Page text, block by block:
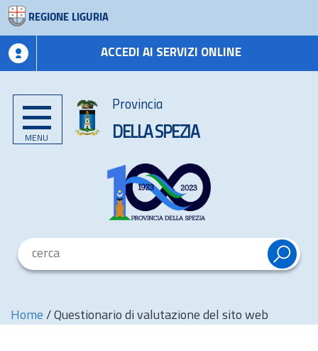
REGIONE LIGURIA
ACCEDI AI SERVIZI ONLINE
MENU
Provincia
DELLA SPEZIA
Home / Questionario di valutazione del sito web